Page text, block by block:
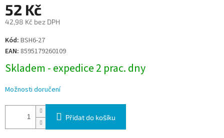
52 Kč
42,98 Kč bez DPH
Měrná
cena:
Kód: BSH6-27
EAN: 8595179260109
Skladem - expedice 2 prac. dny
Možnosti doručení
Přidat do košíku